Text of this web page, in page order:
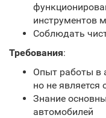
инструментов
Соблюдать
Требования:
Опыт работы в
но не является
Знание
автомобилей